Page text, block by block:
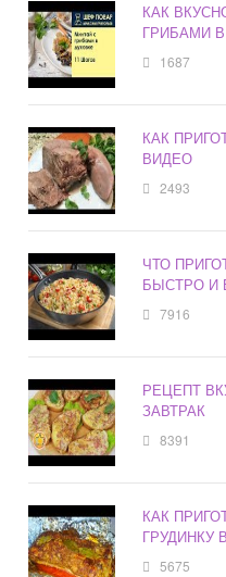
КАК
ГРИБАМИ
1687
КАК
ВИДЕО
2493
ЧТО
БЫСТРО И
7916
РЕЦЕПТ
ЗАВТРАК
8391
КАК
ГРУДИНКУ
5675